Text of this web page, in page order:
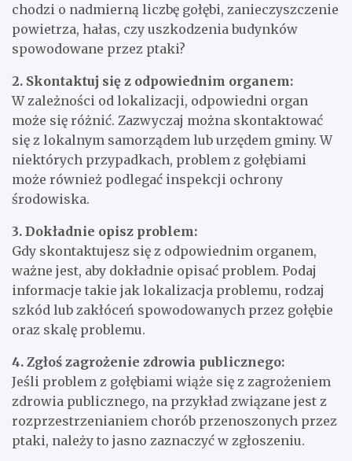
chodzi o nadmierną liczbę gołębi, zanieczyszczenie
powietrza, hałas, czy uszkodzenia budynków
spowodowane przez ptaki?
2. Skontaktuj się z odpowiednim organem:
W zależności od lokalizacji, odpowiedni organ
może się różnić. Zazwyczaj można skontaktować
się z lokalnym samorządem lub urzędem gminy. W
niektórych przypadkach, problem z gołębiami
może również podlegać inspekcji ochrony
środowiska.
3. Dokładnie opisz problem:
Gdy skontaktujesz się z odpowiednim organem,
ważne jest, aby dokładnie opisać problem. Podaj
informacje takie jak lokalizacja problemu, rodzaj
szkód lub zakłóceń spowodowanych przez gołębie
oraz skalę problemu.
4. Zgłoś zagrożenie zdrowia publicznego:
Jeśli problem z gołębiami wiąże się z zagrożeniem
zdrowia publicznego, na przykład związane jest z
rozprzestrzenianiem chorób przenoszonych przez
ptaki, należy to jasno zaznaczyć w zgłoszeniu.